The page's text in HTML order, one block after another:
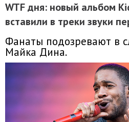
WTF дня: новый альбом
вставили в треки звуки
Фанаты подозревают в
Майка Дина.